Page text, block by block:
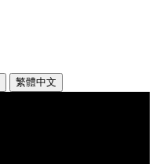
繁體中文